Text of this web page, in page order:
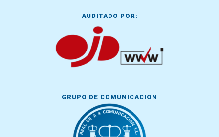
AUDITADO POR:
GRUPO DE COMUNICACIÓN